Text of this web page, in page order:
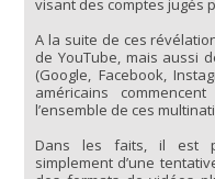
visant des comptes jugés
A la suite de ces
de YouTube, mais aussi
(Google, Facebook,
américains
l’ensemble de ces
Dans les faits, il est
simplement d’une